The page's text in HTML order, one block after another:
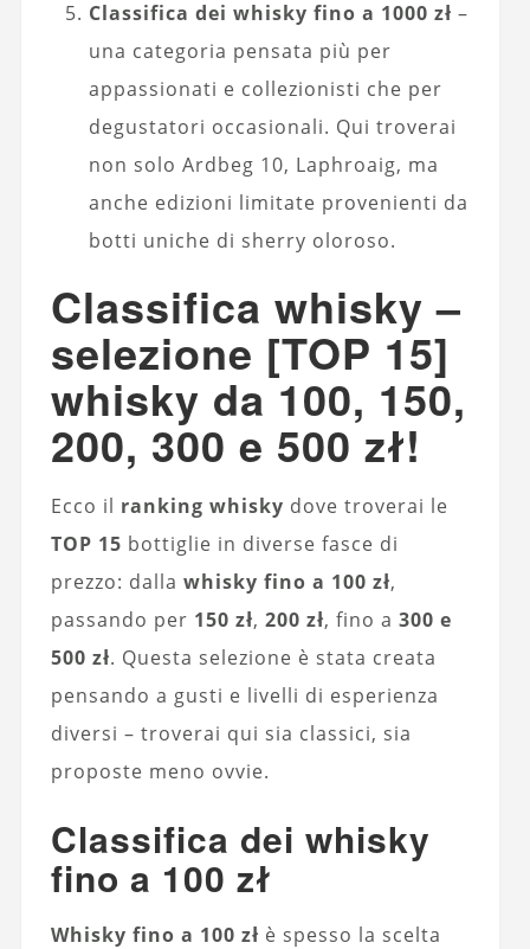
Classifica dei whisky fino a 1000 zł –
una categoria pensata più per
appassionati e collezionisti che per
degustatori occasionali. Qui troverai
non solo Ardbeg 10, Laphroaig, ma
anche edizioni limitate provenienti da
botti uniche di sherry oloroso.
Classifica whisky –
selezione [TOP 15]
whisky da 100, 150,
200, 300 e 500 zł!
Ecco il ranking whisky dove troverai le
TOP 15 bottiglie in diverse fasce di
prezzo: dalla whisky fino a 100 zł,
passando per 150 zł, 200 zł, fino a 300 e
500 zł. Questa selezione è stata creata
pensando a gusti e livelli di esperienza
diversi – troverai qui sia classici, sia
proposte meno ovvie.
Classifica dei whisky
fino a 100 zł
Whisky fino a 100 zł è spesso la scelta